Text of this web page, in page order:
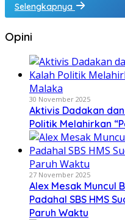
Selengkapnya
Opini
30 November 2025
Aktivis Dadakan
Politik Melahirkan
27 November 2025
Alex Mesak Muncul
Padahal SBS HMS
Paruh Waktu